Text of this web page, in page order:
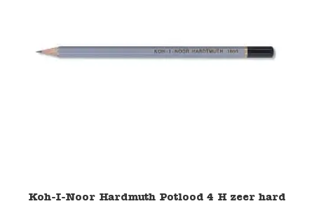
Koh-I-Noor Hardmuth Potlood 4 H zeer hard